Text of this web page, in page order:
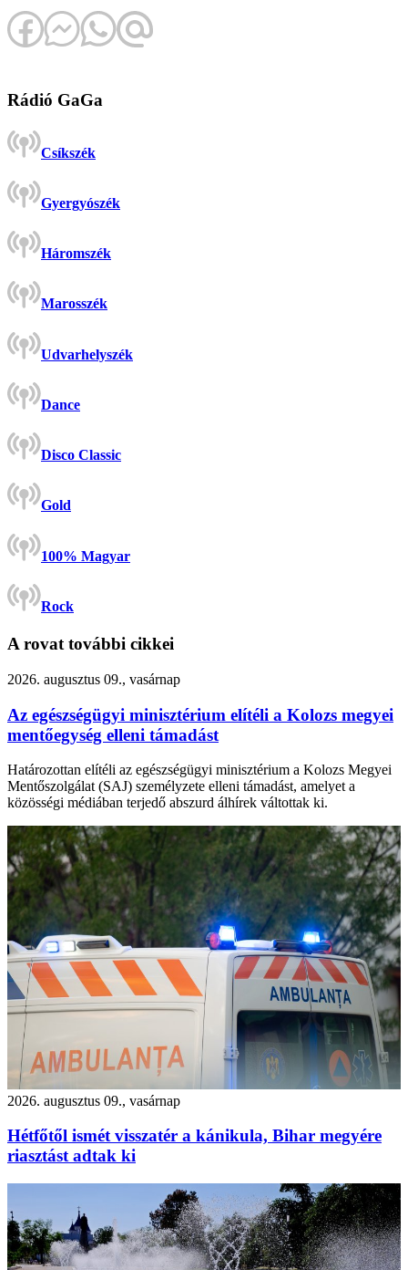
Rádió GaGa
Csíkszék
Gyergyószék
Háromszék
Marosszék
Udvarhelyszék
Dance
Disco Classic
Gold
100% Magyar
Rock
A rovat további cikkei
2026. augusztus 09., vasárnap
Az egészségügyi minisztérium elítéli a Kolozs megyei
mentőegység elleni támadást
Határozottan elítéli az egészségügyi minisztérium a Kolozs Megyei
Mentőszolgálat (SAJ) személyzete elleni támadást, amelyet a
közösségi médiában terjedő abszurd álhírek váltottak ki.
2026. augusztus 09., vasárnap
Hétfőtől ismét visszatér a kánikula, Bihar megyére
riasztást adtak ki